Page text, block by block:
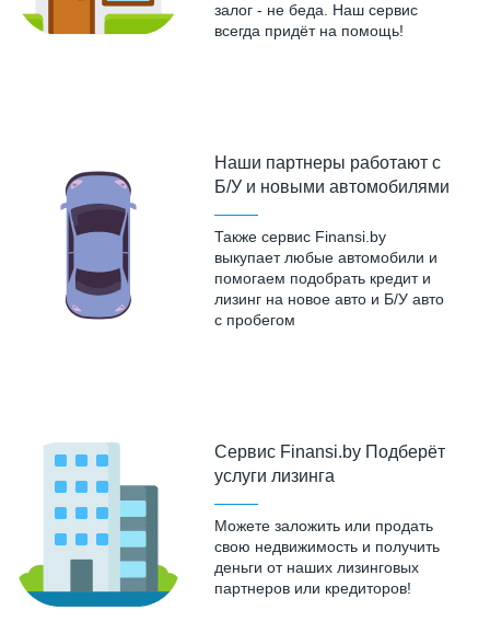
залог - не беда. Наш сервис
всегда придёт на помощь!
Наши партнеры работают с
Б/У и новыми автомобилями
Также сервис Finansi.by
выкупает любые автомобили и
помогаем подобрать кредит и
лизинг на новое авто и Б/У авто
с пробегом
Cервис Finansi.by Подберёт
услуги лизинга
Можете заложить или продать
свою недвижимость и получить
деньги от наших лизинговых
партнеров или кредиторов!